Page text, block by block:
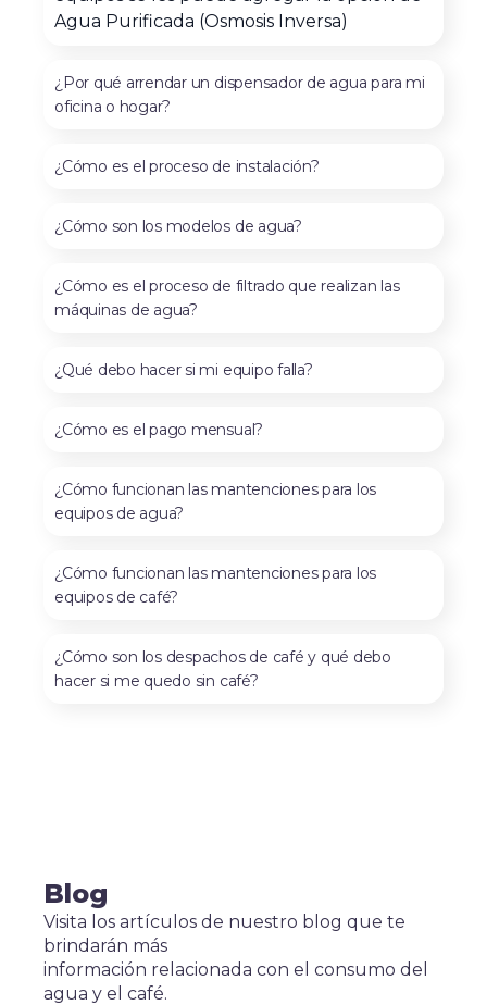
Agua Purificada (Osmosis Inversa)
¿Por qué arrendar un dispensador de agua para mi
oficina o hogar?
¿Cómo es el proceso de instalación?
¿Cómo son los modelos de agua?
¿Cómo es el proceso de filtrado que realizan las
máquinas de agua?
¿Qué debo hacer si mi equipo falla?
¿Cómo es el pago mensual?
¿Cómo funcionan las mantenciones para los
equipos de agua?
¿Cómo funcionan las mantenciones para los
equipos de café?
¿Cómo son los despachos de café y qué debo
hacer si me quedo sin café?
Blog
Visita los artículos de nuestro blog que te
brindarán más
información relacionada con el consumo del
agua y el café.